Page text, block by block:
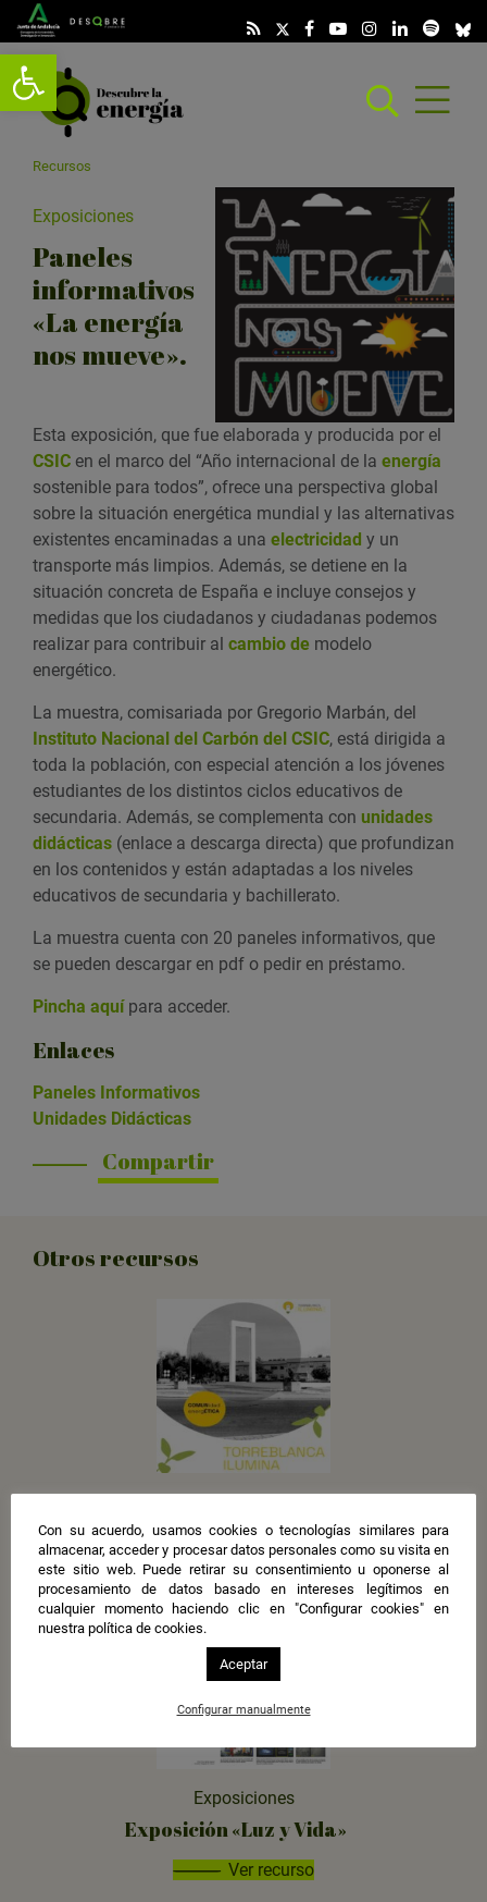
Abrir barra de herramientas
Abrir
menú
Recursos
Exposiciones
Paneles
informativos
«La energía
nos mueve».
Esta exposición, que fue elaborada y producida por el
CSIC en el marco del “Año internacional de la energía
sostenible para todos”, ofrece una perspectiva global
sobre la situación energética mundial y las alternativas
existentes encaminadas a una electricidad y un
transporte más limpios. Además, se detiene en la
situación concreta de España e incluye consejos y
medidas que los ciudadanos y ciudadanas podemos
realizar para contribuir al cambio de modelo
energético.
La muestra, comisariada por Gregorio Marbán, del
Instituto Nacional del Carbón del CSIC, está dirigida a
toda la población, con especial atención a los jóvenes
estudiantes de los distintos ciclos educativos de
secundaria. Además, se complementa con unidades
didácticas (enlace a descarga directa) que profundizan
en los contenidos y están adaptadas a los niveles
educativos de secundaria y bachillerato.
La muestra cuenta con 20 paneles informativos, que
se pueden descargar en pdf o pedir en préstamo.
Pincha aquí para acceder.
Enlaces
Paneles Informativos
Unidades Didácticas
Compartir
Otros recursos
Comunidad energética Torreblanca
Ilumina
Ver recurso
Exposiciones
Exposición «Luz y Vida»
Ver recurso
Con su acuerdo, usamos cookies o tecnologías similares para
almacenar, acceder y procesar datos personales como su visita en
este sitio web. Puede retirar su consentimiento u oponerse al
procesamiento de datos basado en intereses legítimos en
cualquier momento haciendo clic en "Configurar cookies" en
nuestra política de cookies.
Aceptar
Configurar manualmente